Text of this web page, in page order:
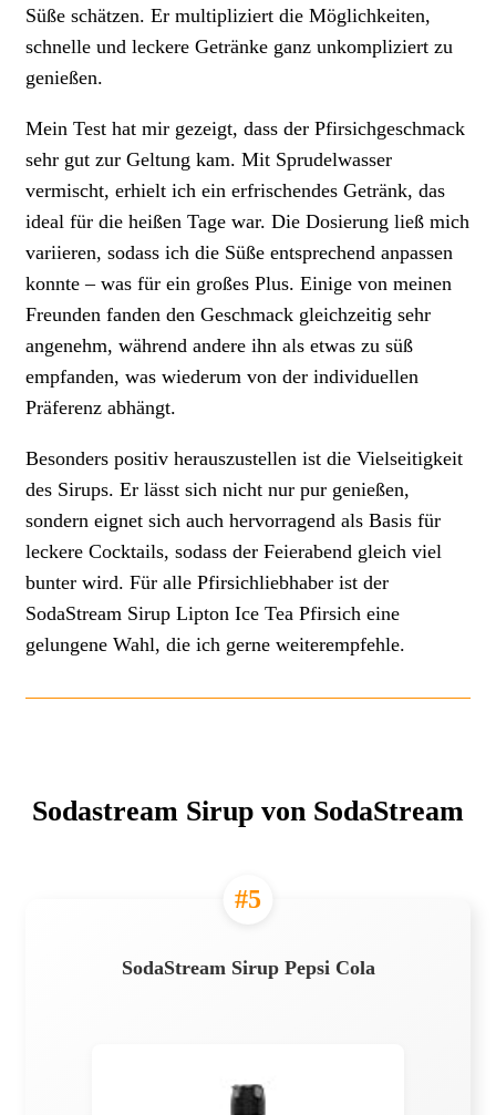
Süße schätzen. Er multipliziert die Möglichkeiten,
schnelle und leckere Getränke ganz unkompliziert zu
genießen.
Mein Test hat mir gezeigt, dass der Pfirsichgeschmack
sehr gut zur Geltung kam. Mit Sprudelwasser
vermischt, erhielt ich ein erfrischendes Getränk, das
ideal für die heißen Tage war. Die Dosierung ließ mich
variieren, sodass ich die Süße entsprechend anpassen
konnte – was für ein großes Plus. Einige von meinen
Freunden fanden den Geschmack gleichzeitig sehr
angenehm, während andere ihn als etwas zu süß
empfanden, was wiederum von der individuellen
Präferenz abhängt.
Besonders positiv herauszustellen ist die Vielseitigkeit
des Sirups. Er lässt sich nicht nur pur genießen,
sondern eignet sich auch hervorragend als Basis für
leckere Cocktails, sodass der Feierabend gleich viel
bunter wird. Für alle Pfirsichliebhaber ist der
SodaStream Sirup Lipton Ice Tea Pfirsich eine
gelungene Wahl, die ich gerne weiterempfehle.
Sodastream Sirup von SodaStream
#5
SodaStream Sirup Pepsi Cola